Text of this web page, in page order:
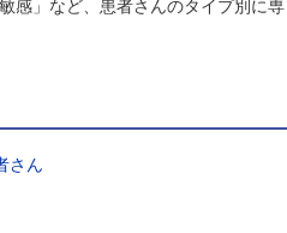
感」など、患者さんのタイプ別に専
さん